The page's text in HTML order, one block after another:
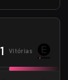
1 Vitórias